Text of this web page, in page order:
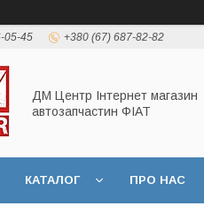
05-45 +380 (67) 687-82-82
ДМ Центр Інтернет магазин
автозапчастин ФІАТ
КАТАЛОГ ПРО НАС